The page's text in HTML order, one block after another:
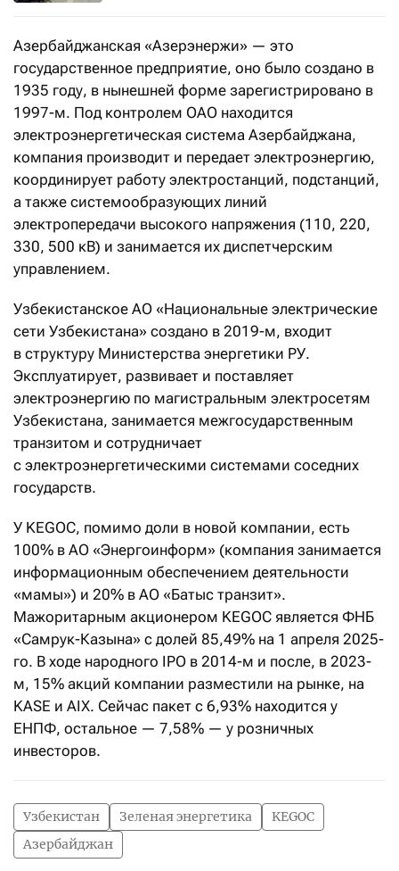
Азербайджанская «Азерэнержи» — это
государственное предприятие, оно было создано в
1935 году, в нынешней форме зарегистрировано в
1997-м. Под контролем ОАО находится
электроэнергетическая система Азербайджана,
компания производит и передает электроэнергию,
координирует работу электростанций, подстанций,
а также системообразующих линий
электропередачи высокого напряжения (110, 220,
330, 500 кВ) и занимается их диспетчерским
управлением.
Узбекистанское АО «Национальные электрические
сети Узбекистана» создано в 2019-м, входит
в структуру Министерства энергетики РУ.
Эксплуатирует, развивает и поставляет
электроэнергию по магистральным электросетям
Узбекистана, занимается межгосударственным
транзитом и сотрудничает
с электроэнергетическими системами соседних
государств.
У KEGOC, помимо доли в новой компании, есть
100% в АО «Энергоинформ» (компания занимается
информационным обеспечением деятельности
«мамы») и 20% в АО «Батыс транзит».
Мажоритарным акционером KEGOC является ФНБ
«Самрук-Казына» с долей 85,49% на 1 апреля 2025-
го. В ходе народного IPO в 2014-м и после, в 2023-
м, 15% акций компании разместили на рынке, на
KASE и AIX. Сейчас пакет с 6,93% находится у
ЕНПФ, остальное — 7,58% — у розничных
инвесторов.
Узбекистан Зеленая энергетика
KEGOC
Азербайджан